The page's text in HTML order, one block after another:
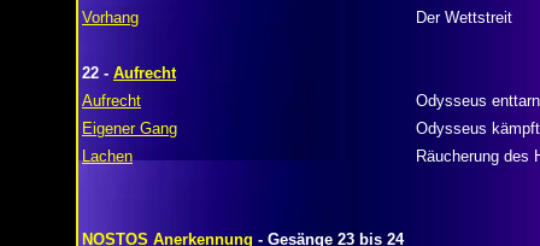
Vorhang
Der Wettstreit
22 - Aufrecht
Aufrecht
Odysseus
Eigener Gang
Odysseus kämpft
Lachen
Räucherung des
NOSTOS Anerkennung - Gesänge 23 bis 24